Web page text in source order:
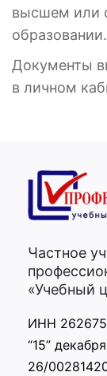
высшем или
образовании.
Документы
в личном
Частное
«Учебный
ИНН
“15”
26/